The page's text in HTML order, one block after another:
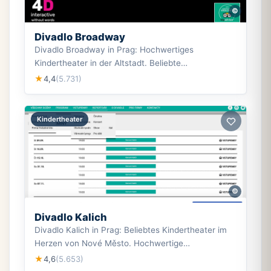
©
Divadlo Broadway
Divadlo Broadway in Prag: Hochwertiges
Kindertheater in der Altstadt. Beliebte
Produktionen, zentrale Lage, 4,4★ Bewertung.
★4,4(5.731)
©
Kindertheater
Divadlo Kalich
Divadlo Kalich in Prag: Beliebtes Kindertheater im
Herzen von Nové Město. Hochwertige
Produktionen für Kinder. Jetzt informieren!
★4,6(5.653)